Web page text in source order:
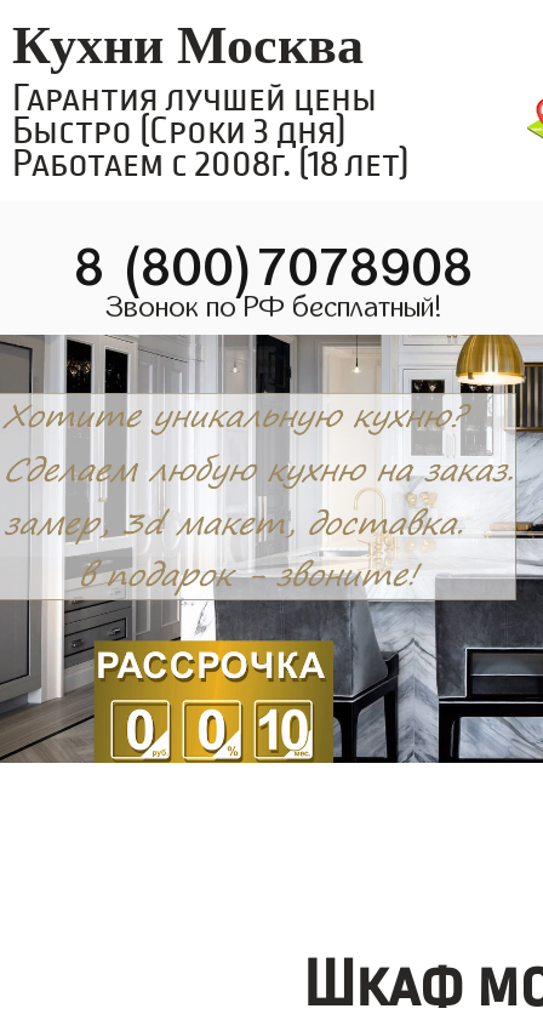
Кухни Москва
Гарантия лучшей цены
Быстро (Сроки 3 дня)
Работаем с 2008г. (18 лет)
8 (800)7078908
Звонок по РФ бесплатный!
Шкаф